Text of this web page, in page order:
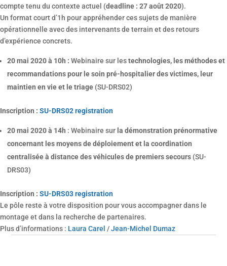
compte tenu du contexte actuel (deadline : 27 août 2020).
Un format court d’1h pour appréhender ces sujets de manière
opérationnelle avec des intervenants de terrain et des retours
d’expérience concrets.
20 mai 2020 à 10h : Webinaire sur lestechnologies, les méthodes et
recommandations pour le soin pré-hospitalier des victimes, leur
maintien en vie et le triage (SU-DRS02)
Inscription : SU-DRS02 registration
20 mai 2020 à 14h : Webinaire sur la démonstration prénormative
concernant les moyens de déploiement et la coordination
centralisée à distance des véhicules de premiers secours (SU-
DRS03)
Inscription : SU-DRS03 registration
Le pôle reste à votre disposition pour vous accompagner dans le
montage et dans la recherche de partenaires.
Plus d’informations : Laura Carel /Jean-Michel Dumaz